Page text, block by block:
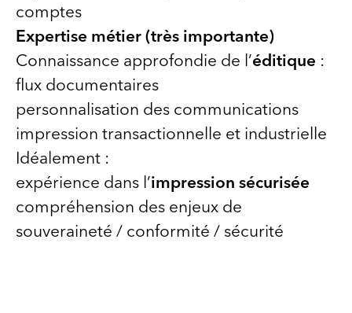
comptes
Expertise métier (très importante)
Connaissance approfondie de l’éditique :
flux documentaires
personnalisation des communications
impression transactionnelle et industrielle
Idéalement :
expérience dans l’impression sécurisée
compréhension des enjeux de
souveraineté / conformité / sécurité